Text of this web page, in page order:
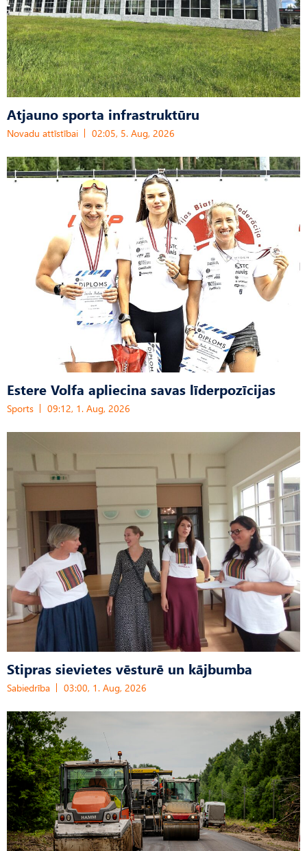
Atjauno sporta infrastruktūru
Novadu attīstībai 02:05, 5. Aug, 2026
Estere Volfa apliecina savas līderpozīcijas
Sports 09:12, 1. Aug, 2026
Stipras sievietes vēsturē un kājbumba
Sabiedrība 03:00, 1. Aug, 2026